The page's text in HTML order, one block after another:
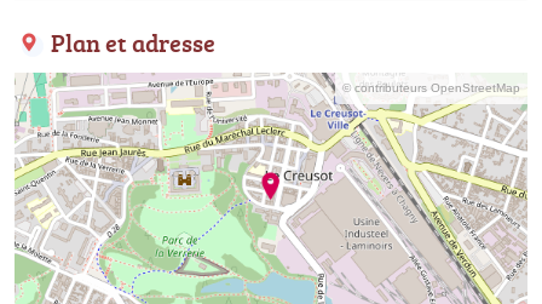
Plan et adresse
© contributeurs OpenStreetMap